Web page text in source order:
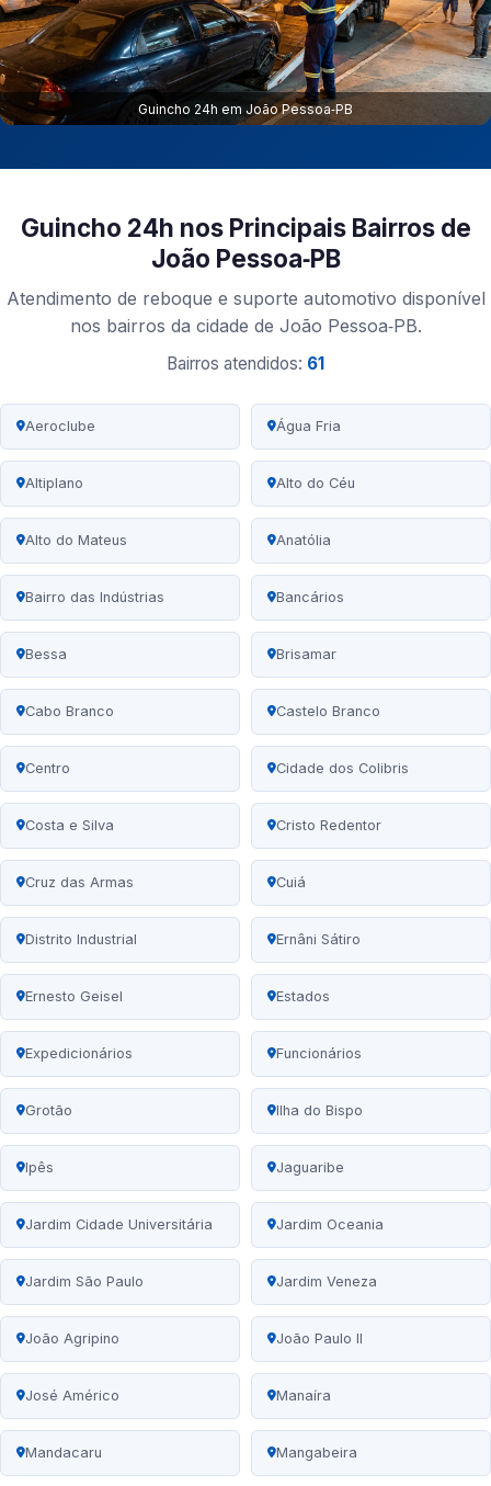
Guincho 24h em João Pessoa‑PB
Guincho 24h nos Principais Bairros de
João Pessoa‑PB
Atendimento de reboque e suporte automotivo disponível
nos bairros da cidade de João Pessoa‑PB.
Bairros atendidos: 61
Aeroclube Água Fria
Altiplano Alto do Céu
Alto do Mateus Anatólia
Bairro das Indústrias Bancários
Bessa Brisamar
Cabo Branco Castelo Branco
Centro Cidade dos Colibris
Costa e Silva Cristo Redentor
Cruz das Armas Cuiá
Distrito Industrial Ernâni Sátiro
Ernesto Geisel Estados
Expedicionários Funcionários
Grotão Ilha do Bispo
Ipês Jaguaribe
Jardim Cidade Universitária Jardim Oceania
Jardim São Paulo Jardim Veneza
João Agripino João Paulo II
José Américo Manaíra
Mandacaru Mangabeira